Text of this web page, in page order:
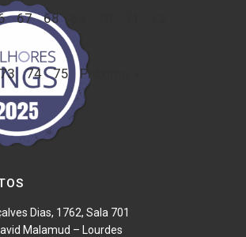
67 68
73 74 75 Próximo »
Dias, 1762, Sala 701
Malamud – Lourdes